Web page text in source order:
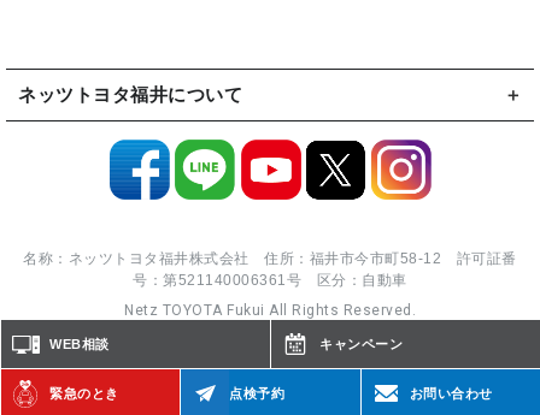
WEB相談 キャンペーン
緊急のとき 点検予約 お問い合わせ
ネッツトヨタ福井について
名称：ネッツトヨタ福井株式会社 住所：福井市今市町58-12 許可証番
号：第521140006361号 区分：自動車
Netz TOYOTA Fukui All Rights Reserved.